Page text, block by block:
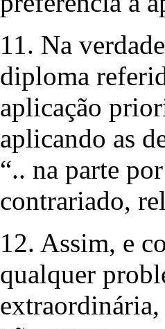
11. Na
diploma
aplicação
aplicando as
“.. na parte
contrariado,
12. Assim, e
qualquer